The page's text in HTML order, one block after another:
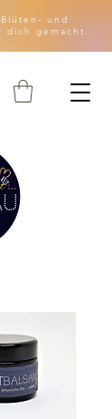
und
dich gemacht.